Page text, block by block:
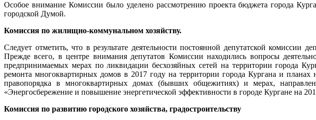
Особое внимание Комиссии было уделено рассмотрению проекта бюджета города
городской Думой.
Комиссия по жилищно-коммунальном хозяйству.
Следует отметить, что в результате деятельности постоянной депутатской комиссии
Прежде всего, в центре внимания депутатов Комиссии находились вопросы
предпринимаемых мерах по ликвидации бесхозяйных сетей на территории города
ремонта многоквартирных домов в 2017 году на территории города Кургана и
правопорядка в многоквартирных домах (бывших общежитиях) и мерах,
«Энергосбережение и повышение энергетической эффективности в городе Кургане на
Комиссия по развитию городского хозяйства, градостроительству